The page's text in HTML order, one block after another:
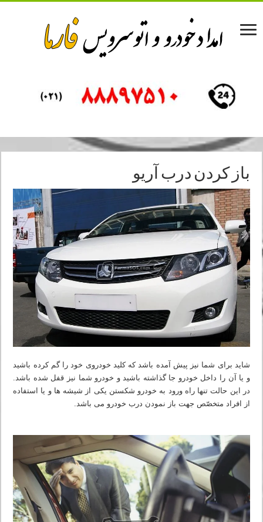
باز کردن درب آریو
شاید برای شما نیز پیش آمده باشد که کلید خودروی خود را گم کرده باشید
و یا آن را داخل خودرو جا گذاشته باشید و خودرو شما نیز قفل شده باشد.
در این حالت تنها راه ورود به خودرو شکستن یکی از شیشه ها و یا استفاده
از افراد متخصّص جهت باز نمودن درب خودرو می باشد.